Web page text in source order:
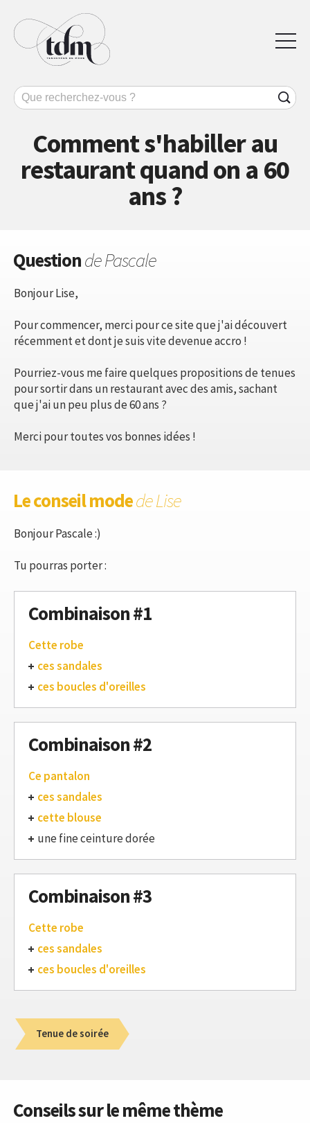
Comment s'habiller au
restaurant quand on a 60
ans ?
Questionde Pascale
Bonjour Lise,
Pour commencer, merci pour ce site que j'ai découvert
récemment et dont je suis vite devenue accro !
Pourriez-vous me faire quelques propositions de tenues
pour sortir dans un restaurant avec des amis, sachant
que j'ai un peu plus de 60 ans ?
Merci pour toutes vos bonnes idées !
Le conseil modede Lise
Bonjour Pascale :)
Tu pourras porter :
Combinaison #1
Cette robe
ces sandales
ces boucles d'oreilles
Combinaison #2
Ce pantalon
ces sandales
cette blouse
une fine ceinture dorée
Combinaison #3
Cette robe
ces sandales
ces boucles d'oreilles
Tenue de soirée
Conseils sur le même thème